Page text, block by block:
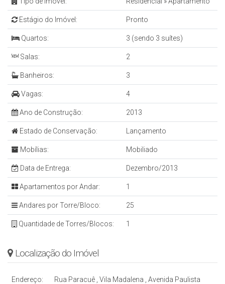
Estágio do Imóvel: Pronto
Quartos: 3 (sendo 3 suítes)
Salas: 2
Banheiros: 3
Vagas: 4
Ano de Construção: 2013
Estado de Conservação: Lançamento
Mobílias: Mobiliado
Data de Entrega: Dezembro/2013
Apartamentos por Andar: 1
Andares por Torre/Bloco: 25
Quantidade de Torres/Blocos: 1
Localização do Imóvel
Endereço: Rua Paracuê , Vila Madalena , Avenida Paulista